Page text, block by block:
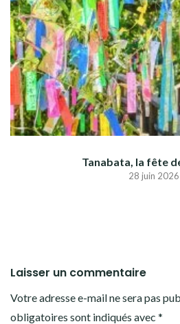
Tanabata, la fête
28 juin 2026
Laisser un commentaire
Votre adresse e-mail ne sera pas
obligatoires sont indiqués avec *